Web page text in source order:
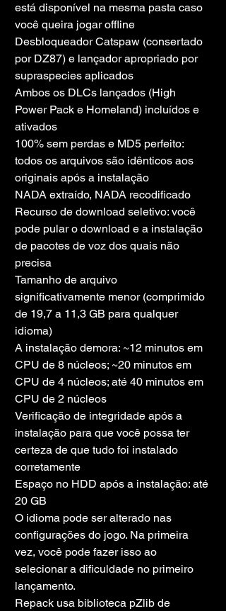
está disponível na mesma pasta caso
você queira jogar offline
Desbloqueador Catspaw (consertado
por DZ87) e lançador apropriado por
supraspecies aplicados
Ambos os DLCs lançados (High
Power Pack e Homeland) incluídos e
ativados
100% sem perdas e MD5 perfeito:
todos os arquivos são idênticos aos
originais após a instalação
NADA extraído, NADA recodificado
Recurso de download seletivo: você
pode pular o download e a instalação
de pacotes de voz dos quais não
precisa
Tamanho de arquivo
significativamente menor (comprimido
de 19,7 a 11,3 GB para qualquer
idioma)
A instalação demora: ~12 minutos em
CPU de 8 núcleos; ~20 minutos em
CPU de 4 núcleos; até 40 minutos em
CPU de 2 núcleos
Verificação de integridade após a
instalação para que você possa ter
certeza de que tudo foi instalado
corretamente
Espaço no HDD após a instalação: até
20 GB
O idioma pode ser alterado nas
configurações do jogo. Na primeira
vez, você pode fazer isso ao
selecionar a dificuldade no primeiro
lançamento.
Repack usa biblioteca pZlib de